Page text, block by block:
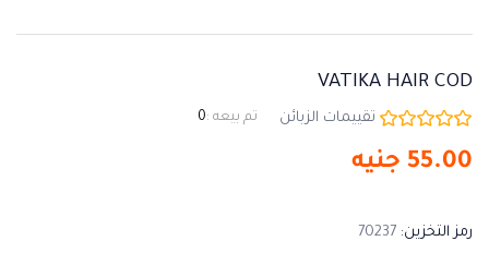
تذكرني
VATIKA HAIR COD
تقييمات الزبائن تم بيعه :0
55.00 جنيه
رمز التخزين: 70237